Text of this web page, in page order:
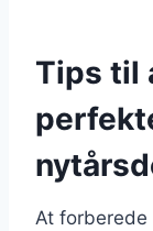
Tips til
At